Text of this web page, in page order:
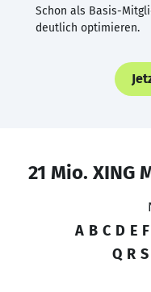
Schon als Basis-
deutlich optimieren.
21 Mio. XING
A B C D E F
Q R S